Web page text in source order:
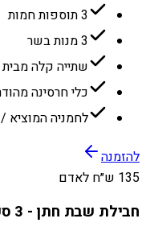
3 תוספות חמות
3 מנות בשר
שתייה קלה
כלי חרסינה
לחמניה המוציא /
להזמנה
135 ש״ח לאדם
חבילת שבת חתן - 3 סעודות